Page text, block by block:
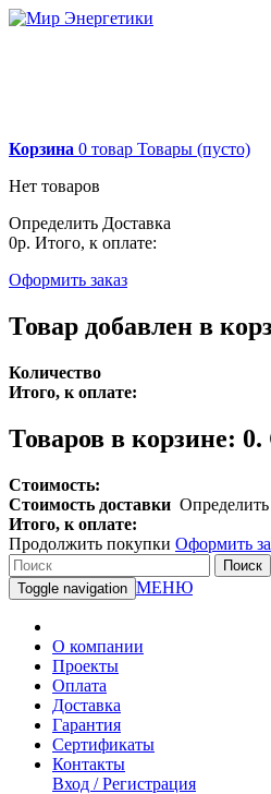
Корзина 0 товар Товары (пусто)
Нет товаров
Определить Доставка
0р. Итого, к оплате:
Оформить заказ
Товар добавлен в
Количество
Итого, к оплате:
Товаров в корзине: 0.
Стоимость:
Стоимость доставки Определить
Итого, к оплате:
Продолжить покупки Оформить
Поиск
Toggle navigation МЕНЮ
О компании
Проекты
Оплата
Доставка
Гарантия
Сертификаты
Контакты
Вход / Регистрация